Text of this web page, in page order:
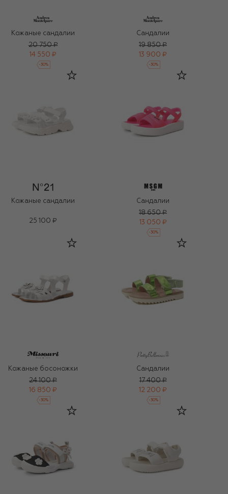
Кожаные сандалии
20 750 ₽
14 550 ₽
-30%
Сандалии
19 850 ₽
13 900 ₽
-30%
Кожаные сандалии
25 100 ₽
Сандалии
18 650 ₽
13 050 ₽
-30%
Кожаные босоножки
24 100 ₽
16 850 ₽
-30%
Сандалии
17 400 ₽
12 200 ₽
-30%